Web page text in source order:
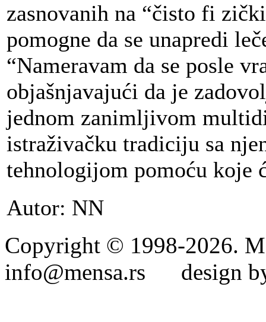
zasnovanih na “čisto fi
pomogne da se unapredi
“Nameravam da se posle
objašnjavajući da je
jednom zanimljivom
istraživačku tradiciju sa
tehnologijom pomoću koje
Autor: NN
Copyright © 1998-2026.
info@mensa.rs design